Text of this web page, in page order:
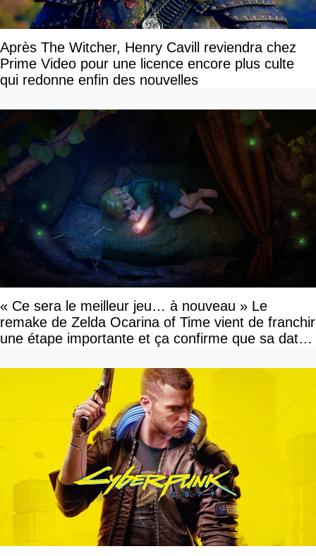
Après The Witcher, Henry Cavill reviendra chez
Prime Video pour une licence encore plus culte
qui redonne enfin des nouvelles
« Ce sera le meilleur jeu… à nouveau » Le
remake de Zelda Ocarina of Time vient de franchir
une étape importante et ça confirme que sa date